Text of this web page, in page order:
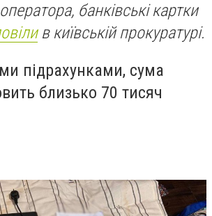
банківські картки
в київській прокуратурі.
підрахунками, сума
близько 70 тисяч